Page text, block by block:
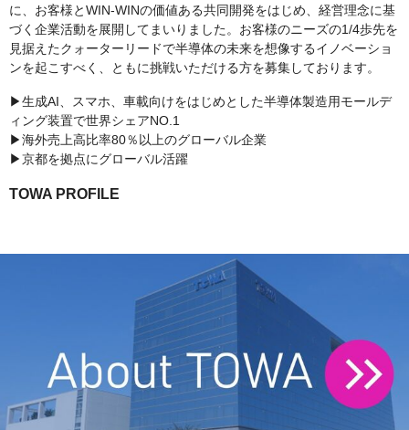
に、お客様とWIN-WINの価値ある共同開発をはじめ、経営理念に基
づく企業活動を展開してまいりました。お客様のニーズの1/4歩先を
見据えたクォーターリードで半導体の未来を想像するイノベーショ
ンを起こすべく、ともに挑戦いただける方を募集しております。
▶生成AI、スマホ、車載向けをはじめとした半導体製造用モールデ
ィング装置で世界シェアNO.1
▶海外売上高比率80％以上のグローバル企業
▶京都を拠点にグローバル活躍
TOWA PROFILE